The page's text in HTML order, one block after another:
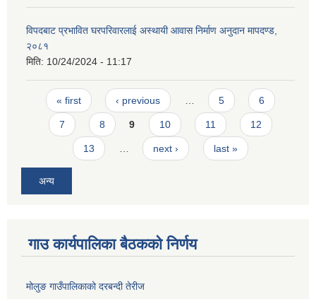
विपदबाट प्रभावित घरपरिवारलाई अस्थायी आवास निर्माण अनुदान मापदण्ड,
२०८१
मिति: 10/24/2024 - 11:17
Pages
« first ‹ previous 5 6
7 8 9 10 11 12
13 next › last »
अन्य
गाउ कार्यपालिका बैठकको निर्णय
मोलुङ गाउँपालिकाको दरबन्दी तेरीज